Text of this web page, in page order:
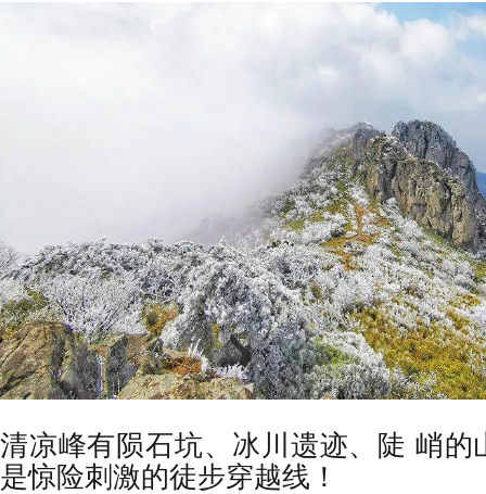
清凉峰有陨石坑、冰川遗迹、 陡 峭的
是惊险刺激的徒步穿越线！